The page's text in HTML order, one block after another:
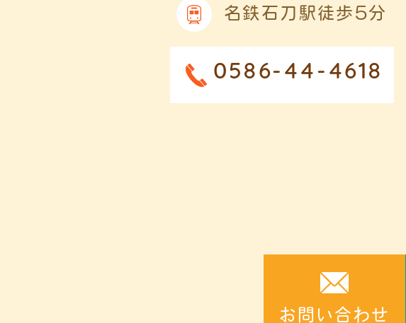
名鉄石刀駅徒歩5分
0586-44-4618
お問い合わせ